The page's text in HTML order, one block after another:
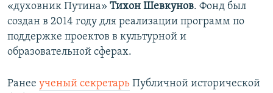
«духовник Путина» Тихон Шевкунов. Фонд был
создан в 2014 году для реализации программ по
поддержке проектов в культурной и
образовательной сферах.
Ранее ученый секретарь Публичной исторической